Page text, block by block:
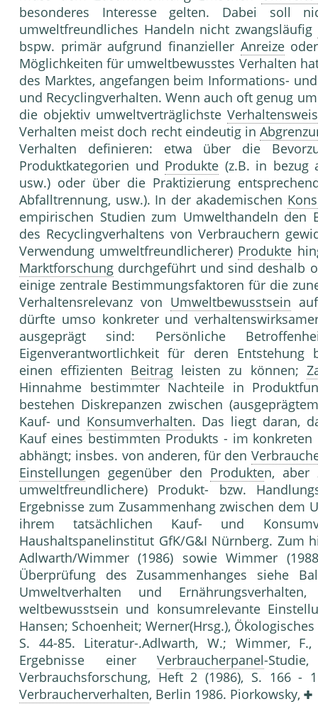
besonderes Interes­se gelten. Dabei soll
umweltfreundliches Handeln nicht zwangsläufig
bspw. primär aufgrund finanzieller Anreizeoder
Möglichkeiten für umweltbewusstes Verhal­ten
des Marktes, angefangen beim Informa­tions-
und Recyclingverhalten. Wenn auch oft genug
die objektiv umwelt­verträglichste
Verhalten meist doch recht eindeutig in
Verhalten de­finieren: etwa über die
Produktkatego­rien und Produkte (z.B. in bezug
usw.) oder über die Praktizierung
Abfalltrennung, usw.). In der akademischen
empirischen Studien zum Umwelthan­deln den
des Recyclingverhaltens von Ver­brauchern
Verwendung umweltfreundli­cherer) Produkte
Marktforschung durch­geführt und sind deshalb
einige zentrale Be­stimmungsfaktoren für die
Verhaltensrelevanz von Umweltbewusstsein
dürf­te umso konkreter und
ausge­prägt sind: Persönliche
Eigenverantwort­lichkeit für deren Entstehung
einen effizienten Beitrag leisten zu können;
Hinnahme bestimmter Nachteile in
bestehen Diskrepanzen zwischen
Kauf- und Konsumverhalten. Das liegt daran,
Kauf eines bestimmten Pro­dukts - im
abhängt; insbes. von anderen, für den
Einstellungen gegenüber den Produkten, aber
umweltfreund­lichere) Produkt- bzw.
Ergebnisse zum Zusammenhang zwischen dem
ihrem tatsächlichen Kauf- und
Haushaltspanelinstitut GfK/G&I Nürnberg. Zum
Adlwarth/Wimmer (1986) sowie Wimmer
Überprüfung des Zusammenhanges
Umweltverhalten und
weltbewusstsein und konsumrelevante
Hansen; Schoenheit; Werner(Hrsg.),
S. 44-85. Literatur-.Adlwarth, W.; Wimmer,
Ergebnisse einerVerbraucherpanel-
Verbrauchsforschung, Heft 2 (1986), S. 166 -
Verbraucherverhalten, Berlin 1986. Piorkowsky,